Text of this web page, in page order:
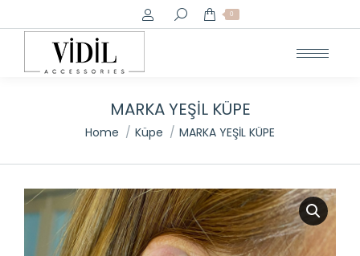
Search: 0
MARKA YEŞİL KÜPE
You are here:
Home Küpe MARKA YEŞİL KÜPE